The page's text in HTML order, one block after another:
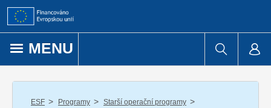
Přejít k obsahu
MENU
ESF / Programy / Starší operační programy /